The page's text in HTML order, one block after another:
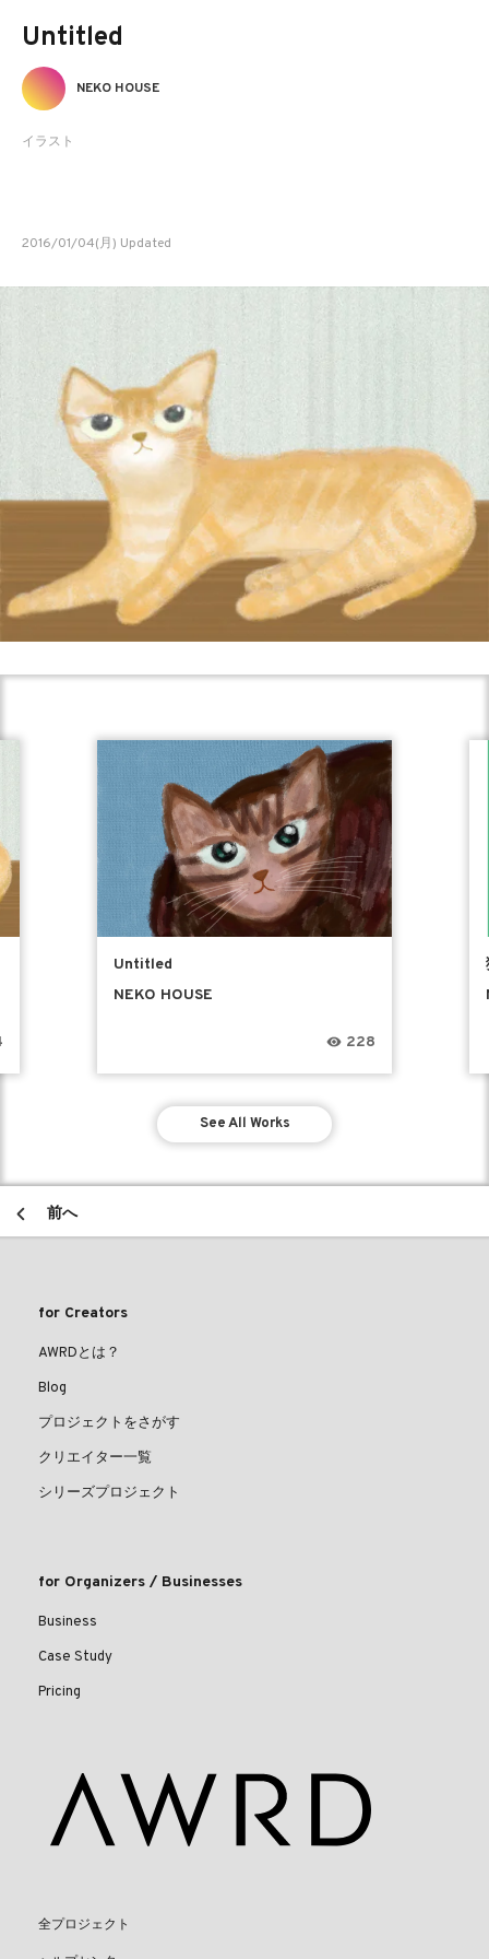
Untitled
イラスト
NEKO HOUSE
2016/01/04(月) Updated
Untitled
NEKO HOUSE
228
See All Works
前へ
for Creators
AWRDとは？
Blog
プロジェクトをさがす
クリエイター一覧
シリーズプロジェクト
for Organizers / Businesses
Business
Case Study
Pricing
全プロジェクト